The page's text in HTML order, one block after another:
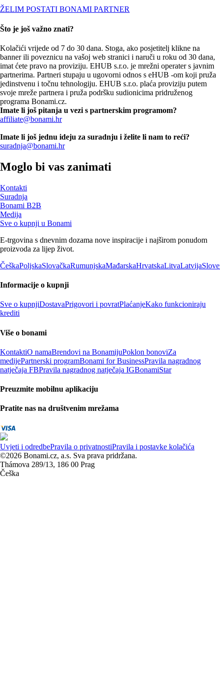
ŽELIM POSTATI BONAMI PARTNER
Što je još važno znati?
Kolačići vrijede od 7 do 30 dana. Stoga, ako posjetitelj klikne na
banner ili poveznicu na vašoj web stranici i naruči u roku od 30 dana,
imat ćete pravo na proviziju. EHUB s.r.o. je mrežni operater s javnim
partnerima. Partneri stupaju u ugovorni odnos s eHUB -om koji pruža
jedinstvenu i točnu tehnologiju. EHUB s.r.o. plaća proviziju putem
svoje mreže partnera i pruža podršku sudionicima pridruženog
programa Bonami.cz.
Imate li još pitanja u vezi s partnerskim programom?
affiliate@bonami.hr
Imate li još jednu ideju za suradnju i želite li nam to reći?
suradnja@bonami.hr
Moglo bi vas zanimati
Kontakti
Suradnja
Bonami B2B
Medija
Sve o kupnji u Bonami
E-trgovina s dnevnim dozama nove inspiracije i najširom ponudom
proizvoda za lijep život.
ČeškaPoljskaSlovačkaRumunjskaMađarskaHrvatskaLitvaLatvija
Informacije o kupnji
Sve o kupnjiDostavaPrigovori i povratPlaćanjeKako funkcioniraju
krediti
Više o bonami
KontaktiO namaBrendovi na BonamijuPoklon bonoviZa
medijePartnerski programBonami for BusinessPravila nagradnog
natječaja FBPravila nagradnog natječaja IGBonamiStar
Preuzmite mobilnu aplikaciju
Pratite nas na društvenim mrežama
Uvjeti i odredbePravila o privatnostiPravila i postavke kolačića
©2026 Bonami.cz, a.s. Sva prava pridržana.
Thámova 289/13, 186 00 Prag
Češka